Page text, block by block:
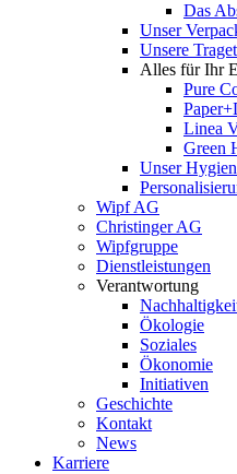
Das
Unser
Unsere
Alles für Ihr
Pure
Linea
Green
Unser
Wipf AG
Christinger AG
Wipfgruppe
Dienstleistungen
Verantwortung
Ökologie
Soziales
Ökonomie
Initiativen
Geschichte
Kontakt
News
Karriere